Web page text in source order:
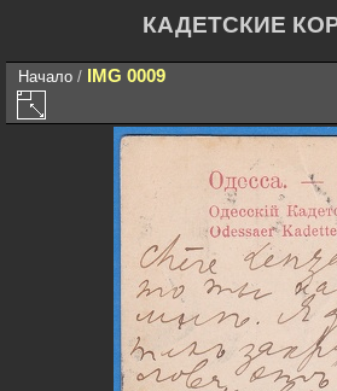
КАДЕТСКИЕ
Начало / IMG 0009